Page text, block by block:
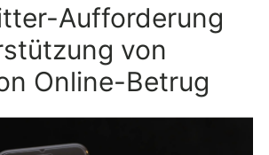
Aufforderung
von
Online-Betrug